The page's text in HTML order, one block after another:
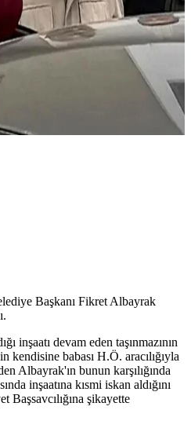
Başkanı Fikret Albayrak
inşaatı devam eden taşınmazının
kendisine babası H.Ö. aracılığıyla
Albayrak'ın bunun karşılığında
inşaatına kısmi iskan aldığını
Başsavcılığına şikayette